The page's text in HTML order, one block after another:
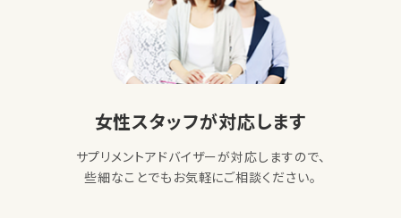
女性スタッフが対応します
サプリメントアドバイザーが対応しますので、
些細なことでもお気軽にご相談ください。